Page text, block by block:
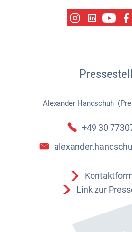
Alexander Handschuh
+49 30
Link zur